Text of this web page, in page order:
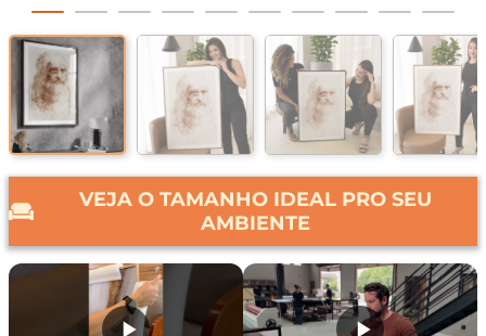
VEJA O TAMANHO IDEAL PRO SEU
AMBIENTE